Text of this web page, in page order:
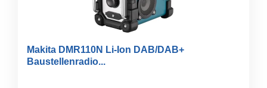
Makita DMR110N Li-Ion DAB/DAB+
Baustellenradio...